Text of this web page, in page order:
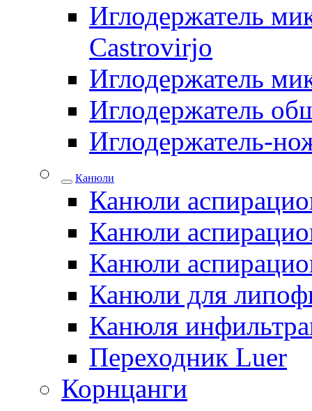
Иглодержатель
Castrovirjo
Иглодержатель
Иглодержатель
Иглодержатель-
Канюли
Канюли
Канюли
Канюли
Канюли для
Канюля
Переходник Luer
Корнцанги